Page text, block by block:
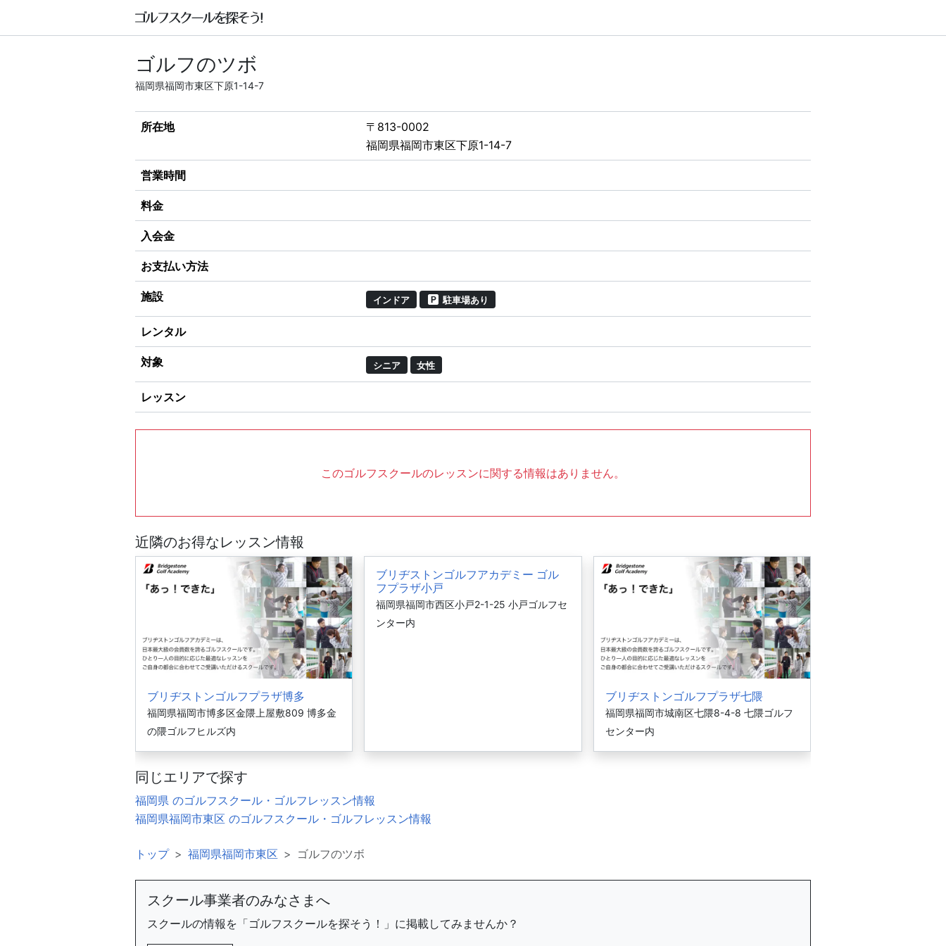
ゴルフのツボ
福岡県福岡市東区下原1-14-7
所在地
〒813-0002
福岡県福岡市東区下原1-14-7
営業時間
料金
入会金
お支払い方法
施設 インドア 駐車場あり
レンタル
対象 シニア 女性
レッスン
このゴルフスクールのレッスンに関する情報はありません。
近隣のお得なレッスン情報
ブリヂストンゴルフプラザ博多
福岡県福岡市博多区金隈上屋敷809 博多金
の隈ゴルフヒルズ内
ブリヂストンゴルフアカデミー ゴル
フプラザ小戸
福岡県福岡市西区小戸2-1-25 小戸ゴルフセ
ンター内
ブリヂストンゴルフプラザ七隈
福岡県福岡市城南区七隈8-4-8 七隈ゴルフ
センター内
同じエリアで探す
福岡県 のゴルフスクール・ゴルフレッスン情報
福岡県福岡市東区 のゴルフスクール・ゴルフレッスン情報
トップ 福岡県福岡市東区 ゴルフのツボ
スクール事業者のみなさまへ
スクールの情報を「ゴルフスクールを探そう！」に掲載してみませんか？